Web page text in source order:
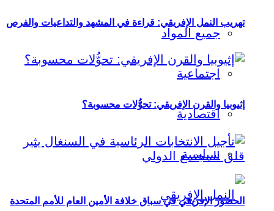
جميع المواد
اجتماعية
اقتصادية
سياسية
تهريب النمل الإفريقي: قراءة في المشهد والتداعيات والفرص
إثيوبيا والقرن الإفريقي: تحوُّلات محسوبة؟
الحضور الإفريقي في سباق خلافة الأمين العام للأمم المتحدة